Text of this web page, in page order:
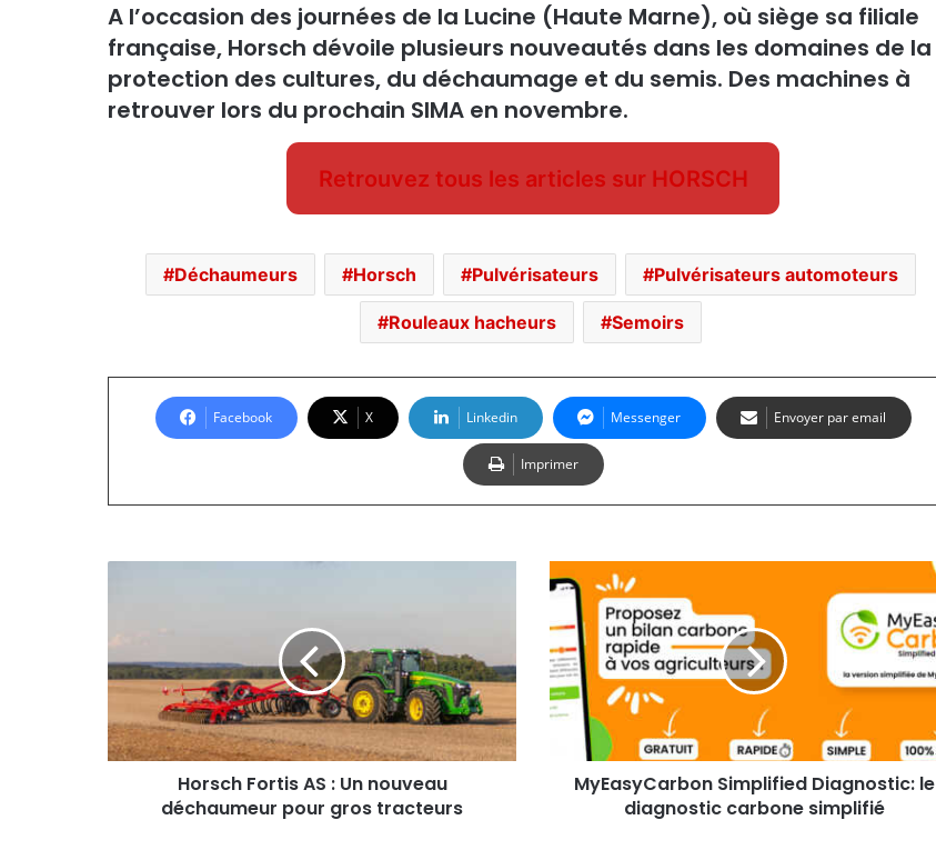
A l’occasion des journées de la Lucine (Haute Marne), où siège sa filiale
française, Horsch dévoile plusieurs nouveautés dans les domaines de la
protection des cultures, du déchaumage et du semis. Des machines à
retrouver lors du prochain SIMA en novembre.
Retrouvez tous les articles sur HORSCH
Déchaumeurs Horsch Pulvérisateurs Pulvérisateurs automoteurs
Rouleaux hacheurs Semoirs
Facebook X Linkedin Messenger Envoyer par email
Imprimer
Un
nouveau
déchaumeur
pour
gros
tracteursHorsch Fortis AS : Un nouveau
déchaumeur pour gros tracteurs
MyEasyCarbon
Simplified
Diagnostic:
le
diagnostic
carbone
simplifié
MyEasyCarbon Simplified Diagnostic: le
diagnostic carbone simplifié